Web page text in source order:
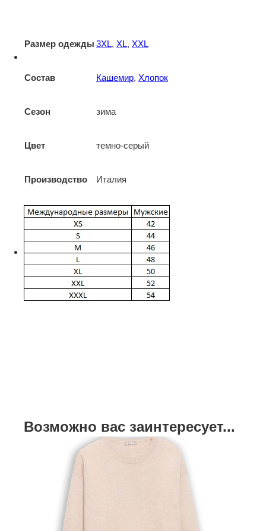
Размер одежды 3XL, XL, XXL
Состав Кашемир, Хлопок
Сезон зима
Цвет темно-серый
Производство Италия
Возможно вас заинтересует...